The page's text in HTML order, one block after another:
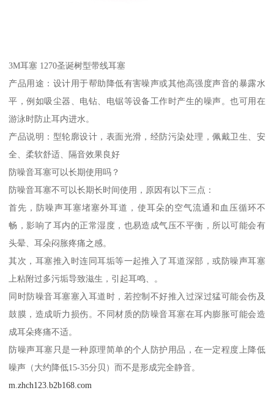
3M耳塞 1270圣诞树型带线耳塞
产品用途：设计用于帮助降低有害噪声或其他高强度声音的暴露水
平，例如吸尘器、电钻、电锯等设备工作时产生的噪声。也可用在
游泳时防止耳内进水。
产品说明：型轮廓设计，表面光滑，经防污染处理，佩戴卫生、安
全、柔软舒适、隔音效果良好
防噪音耳塞可以长期使用吗？
防噪音耳塞不可以长期长时间使用，原因有以下三点：
首先，防噪声耳塞堵塞外耳道，使耳朵的空气流通和血压循环不
畅，影响了耳内的正常湿度，也易造成气压不平衡，所以可能会有
头晕、耳朵闷胀疼痛之感。
其次，耳塞推入时连同耳垢等一起推入了耳道深部，或防噪声耳塞
上粘附过多污垢导致滋生，引起耳鸣、。
同时防噪音耳塞塞入耳道时，若控制不好推入过深过猛可能会伤及
鼓膜，造成听力损伤。不同材质的防噪音耳塞在耳内膨胀可能会造
成耳朵疼痛不适。
防噪声耳塞只是一种原理简单的个人防护用品，在一定程度上降低
噪声（大约降低15-35分贝）而不是形成完全静音。
m.zhch123.b2b168.com